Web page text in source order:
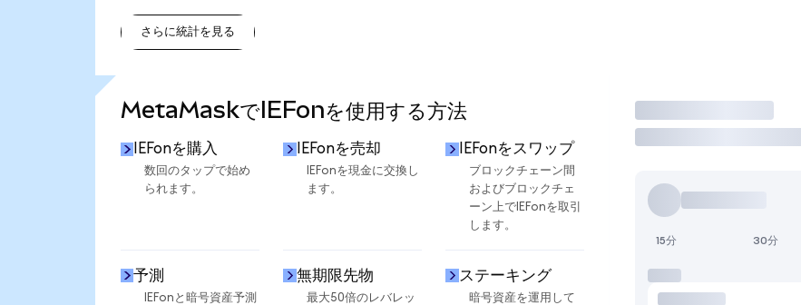
さらに統計を見る
MetaMaskでIEFonを使用する方法
IEFonを購入
数回のタップで始め
られます。
IEFonを売却
IEFonを現金に交換し
ます。
IEFonをスワップ
ブロックチェーン間
およびブロックチェ
ーン上でIEFonを取引
します。
予測
IEFonと暗号資産予測
無期限先物
最大50倍のレバレッ
ステーキング
暗号資産を運用して
取引
15分 30分